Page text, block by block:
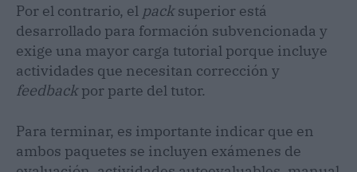
Por el contrario, el packsuperior está
desarrollado para formación subvencionada y
exige una mayor carga tutorial porque incluye
actividades que necesitan corrección y
feedbackpor parte del tutor.
Para terminar, es importante indicar que en
ambos paquetes se incluyen exámenes de